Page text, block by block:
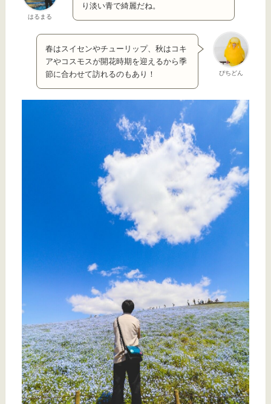
はるまる
り淡い青で綺麗だね。
ぴちどん
春はスイセンやチューリップ、秋はコキ
アやコスモスが開花時期を迎えるから季
節に合わせて訪れるのもあり！